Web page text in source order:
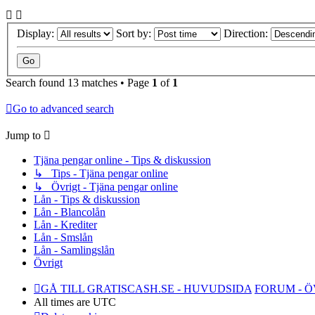
Display: Sort by: Direction:
Search found 13 matches • Page 1 of 1
Go to advanced search
Jump to
Tjäna pengar online - Tips & diskussion
↳ Tips - Tjäna pengar online
↳ Övrigt - Tjäna pengar online
Lån - Tips & diskussion
Lån - Blancolån
Lån - Krediter
Lån - Smslån
Lån - Samlingslån
Övrigt
GÅ TILL GRATISCASH.SE - HUVUDSIDA FORUM -
All times are UTC